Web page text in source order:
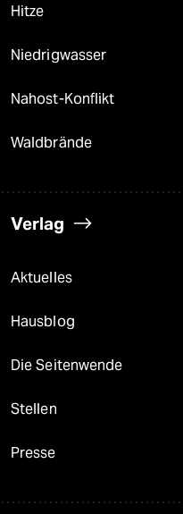
Hitze
Niedrigwasser
Nahost-Konflikt
Waldbrände
Verlag
Aktuelles
Hausblog
Die Seitenwende
Stellen
Presse